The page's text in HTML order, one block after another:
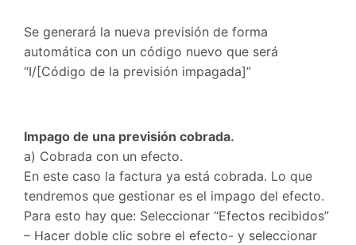
Se generará la nueva previsión de forma
automática con un código nuevo que será
“I/[Código de la previsión impagada]”
Impago de una previsión cobrada.
a) Cobrada con un efecto.
En este caso la factura ya está cobrada. Lo que
tendremos que gestionar es el impago del efecto.
Para esto hay que: Seleccionar “Efectos recibidos”
– Hacer doble clic sobre el efecto- y seleccionar